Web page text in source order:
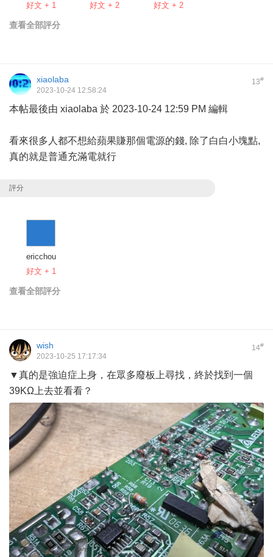
好文 + 1
好文 + 2
好文 + 2
查看全部評分
13#
xiaolaba
2023-10-24 12:58:24
本帖最後由 xiaolaba 於 2023-10-24 12:59 PM 編輯
看來很多人都不想給蘋果賺那個電源的錢, 除了白白小塊點,
真的就是普通充滿電就行
評分
ericchou
好文 + 1
查看全部評分
14#
wish
2023-10-25 17:17:34
▼真的是強迫症上身，在眾多廢板上尋找，終於找到一個
39KΩ上去並看看？